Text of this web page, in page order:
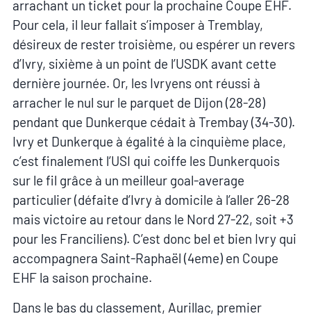
arrachant un ticket pour la prochaine Coupe EHF.
Pour cela, il leur fallait s’imposer à Tremblay,
désireux de rester troisième, ou espérer un revers
d’Ivry, sixième à un point de l’USDK avant cette
dernière journée. Or, les Ivryens ont réussi à
arracher le nul sur le parquet de Dijon (28-28)
pendant que Dunkerque cédait à Trembay (34-30).
Ivry et Dunkerque à égalité à la cinquième place,
c’est finalement l’USI qui coiffe les Dunkerquois
sur le fil grâce à un meilleur goal-average
particulier (défaite d’Ivry à domicile à l’aller 26-28
mais victoire au retour dans le Nord 27-22, soit +3
pour les Franciliens). C’est donc bel et bien Ivry qui
accompagnera Saint-Raphaël (4eme) en Coupe
EHF la saison prochaine.
Dans le bas du classement, Aurillac, premier